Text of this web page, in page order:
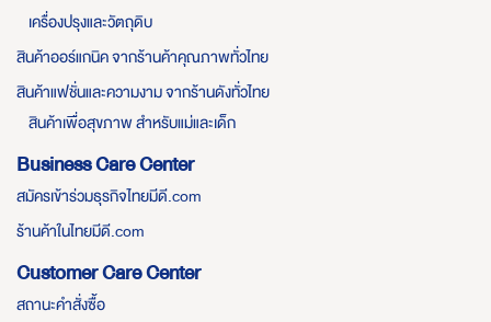
เครื่องปรุงและวัตถุดิบ
สินค้าออร์แกนิค จากร้านค้าคุณภาพทั่วไทย
สินค้าแฟชั่นและความงาม จากร้านดังทั่วไทย
สินค้าเพื่อสุขภาพ สำหรับแม่และเด็ก
Business Care Center
สมัครเข้าร่วมธุรกิจไทยมีดี.com
ร้านค้าในไทยมีดี.com
Customer Care Center
สถานะคำสั่งซื้อ